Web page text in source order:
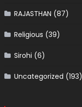
RAJASTHAN (87)
Religious (39)
Sirohi (6)
Uncategorized (193)